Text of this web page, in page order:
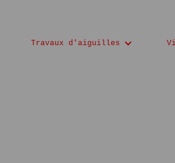
Travaux d'aiguilles